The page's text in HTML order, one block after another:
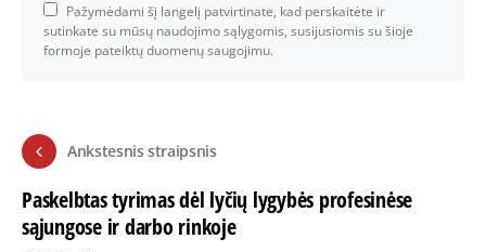
Pažymėdami šį langelį patvirtinate, kad perskaitėte ir
sutinkate su mūsų naudojimo sąlygomis, susijusiomis su šioje
formoje pateiktų duomenų saugojimu.
Ankstesnis straipsnis
Paskelbtas tyrimas dėl lyčių lygybės profesinėse
sąjungose ir darbo rinkoje